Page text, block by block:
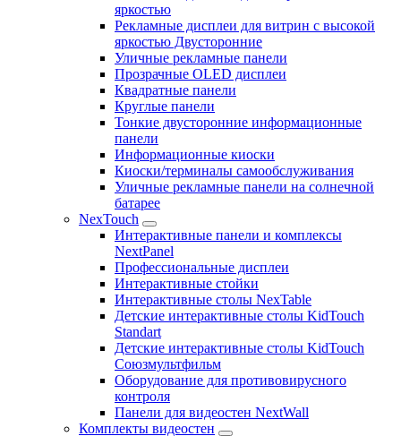
яркостью
Рекламные дисплеи для витрин с высокой
яркостью Двусторонние
Уличные рекламные панели
Прозрачные OLED дисплеи
Квадратные панели
Круглые панели
Тонкие двусторонние информационные
панели
Информационные киоски
Киоски/терминалы самообслуживания
Уличные рекламные панели на солнечной
батарее
NexTouch
Интерактивные панели и комплексы
NextPanel
Профессиональные дисплеи
Интерактивные стойки
Интерактивные столы NexTable
Детские интерактивные столы KidTouch
Standart
Детские интерактивные столы KidTouch
Союзмультфильм
Оборудование для противовирусного
контроля
Панели для видеостен NextWall
Комплекты видеостен